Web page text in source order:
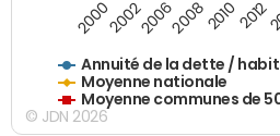
Annuité de la dette /
Moyenne nationale
Moyenne communes de
200020022006200820102012
© JDN 2026